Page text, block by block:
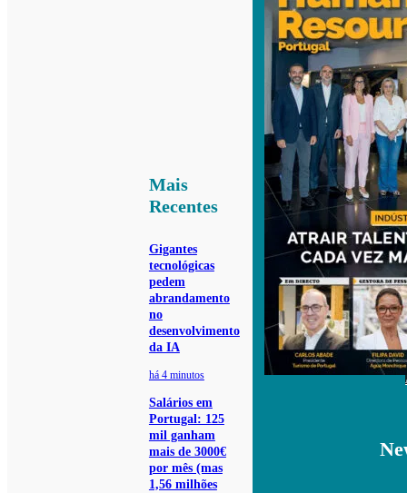
Mais
Recentes
Gigantes
tecnológicas
pedem
abrandamento
no
desenvolvimento
da IA
há 4 minutos
Salários em
Portugal: 125
mil ganham
mais de 3000€
por mês (mas
1,56 milhões